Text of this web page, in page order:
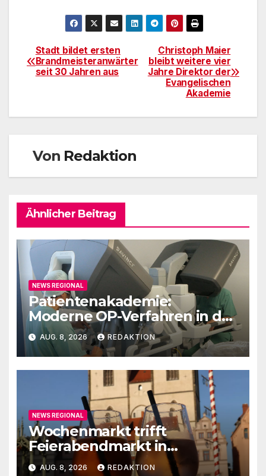
Beitragsnavigation
Christoph Maier
bleibt weitere vier
Jahre Direktor der
Evangelischen
Akademie
Stadt bildet ersten
Brandmeisteranwärter
seit 30 Jahren aus
Von Redaktion
Ähnlicher Beitrag
NEWS REGIONAL
Patientenakademie:
Moderne OP-Verfahren in der
Urologie
AUG. 8, 2026 REDAKTION
NEWS REGIONAL
Wochenmarkt trifft
Feierabendmarkt in
Lutherstadt Wittenberg
AUG. 8, 2026 REDAKTION